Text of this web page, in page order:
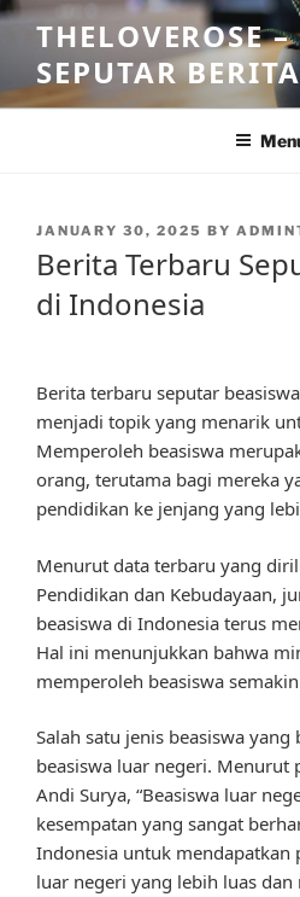
Skip
content
THELOVEROSE
SEPUTAR
POSTED
JANUARY 30, 2025 BY
Berita Terbaru
di Indonesia
Berita terbaru seputar
menjadi topik yang menarik
Memperoleh beasiswa
orang, terutama bagi mereka
pendidikan ke jenjang yang
Menurut data terbaru yang
Pendidikan dan Kebudayaan,
beasiswa di Indonesia terus
Hal ini menunjukkan bahwa
memperoleh beasiswa
Salah satu jenis beasiswa
beasiswa luar negeri. Menurut
Andi Surya, “Beasiswa luar
kesempatan yang sangat
Indonesia untuk mendapatkan
luar negeri yang lebih luas dan